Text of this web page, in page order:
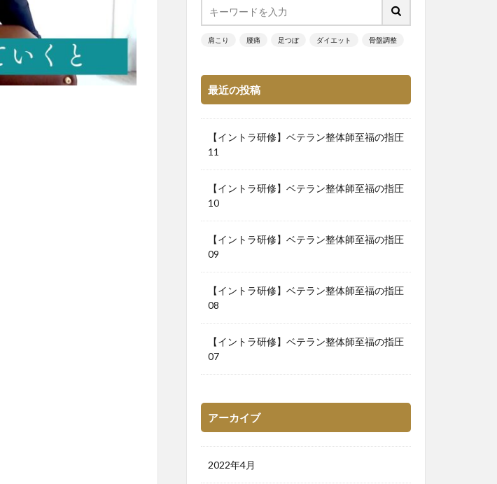
肩こり 腰痛 足つぼ ダイエット 骨盤調整
最近の投稿
【イントラ研修】ベテラン整体師至福の指圧
11
【イントラ研修】ベテラン整体師至福の指圧
10
【イントラ研修】ベテラン整体師至福の指圧
09
【イントラ研修】ベテラン整体師至福の指圧
08
【イントラ研修】ベテラン整体師至福の指圧
07
アーカイブ
2022年4月